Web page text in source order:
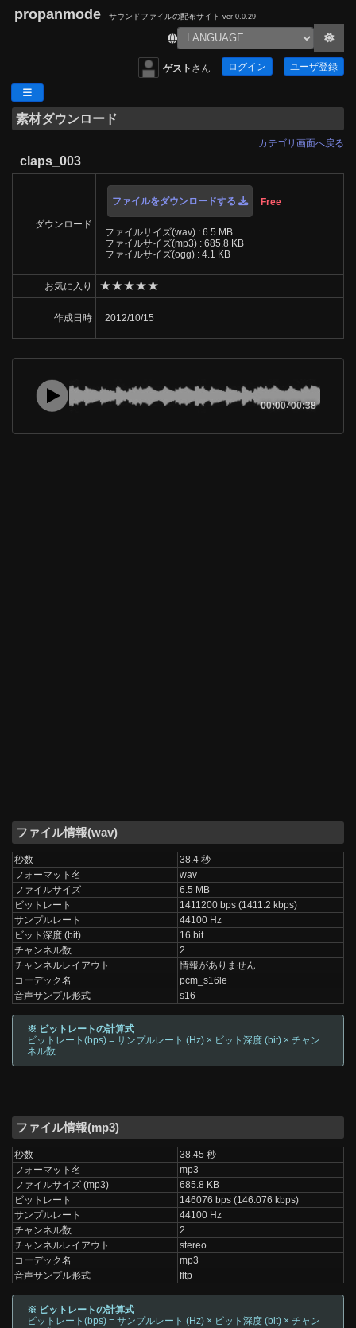
propanmode サウンドファイルの配布サイト ver 0.0.29
ゲスト さん ログイン ユーザ登録
素材ダウンロード
カテゴリ画面へ戻る
claps_003
ダウンロード
ファイルをダウンロードする Free
ファイルサイズ(wav) : 6.5 MB
ファイルサイズ(mp3) : 685.8 KB
ファイルサイズ(ogg) : 4.1 KB
お気に入り ★★★★★
作成日時 2012/10/15
00:00/00:38
ファイル情報(wav)
秒数
38.4 秒
フォーマット名
wav
ファイルサイズ
6.5 MB
ビットレート
1411200 bps (1411.2 kbps)
サンプルレート
44100 Hz
ビット深度 (bit)
16 bit
チャンネル数
2
チャンネルレイアウト
情報がありません
コーデック名
pcm_s16le
音声サンプル形式
s16
※ ビットレートの計算式
ビットレート(bps) = サンプルレート (Hz) × ビット深度 (bit) × チャン
ネル数
ファイル情報(mp3)
秒数
38.45 秒
フォーマット名
mp3
ファイルサイズ (mp3)
685.8 KB
ビットレート
146076 bps (146.076 kbps)
サンプルレート
44100 Hz
チャンネル数
2
チャンネルレイアウト
stereo
コーデック名
mp3
音声サンプル形式
fltp
※ ビットレートの計算式
ビットレート(bps) = サンプルレート (Hz) × ビット深度 (bit) × チャン